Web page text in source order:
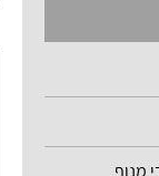
מנוף